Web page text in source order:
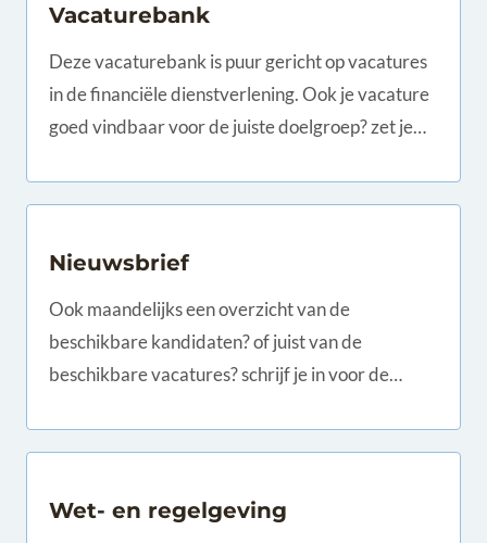
Vacaturebank
Deze vacaturebank is puur gericht op vacatures
in de financiële dienstverlening. Ook je vacature
goed vindbaar voor de juiste doelgroep? zet je
Nieuwsbrief
Ook maandelijks een overzicht van de
beschikbare kandidaten? of juist van de
beschikbare vacatures? schrijf je in voor de
Wet- en regelgeving